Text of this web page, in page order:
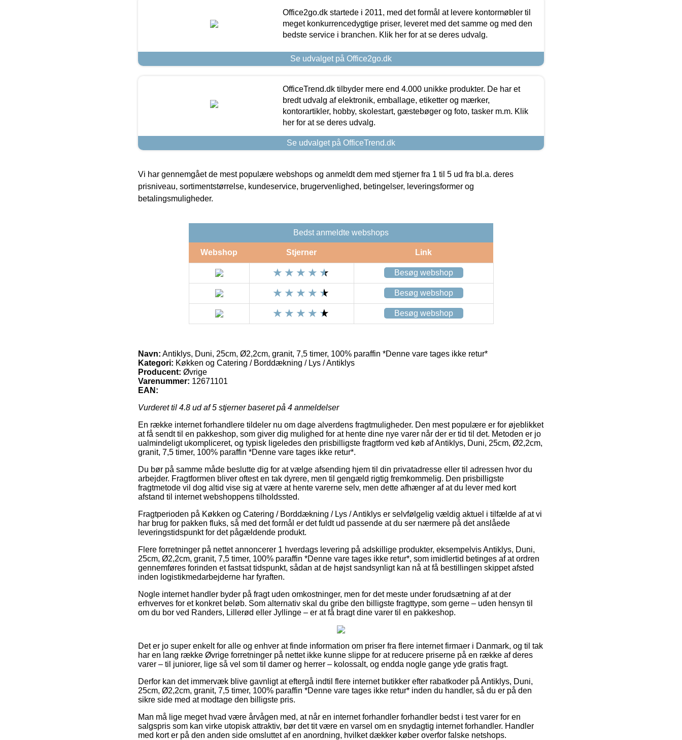
Office2go.dk startede i 2011, med det formål at levere kontormøbler til
meget konkurrencedygtige priser, leveret med det samme og med den
bedste service i branchen. Klik her for at se deres udvalg.
Se udvalget på Office2go.dk
OfficeTrend.dk tilbyder mere end 4.000 unikke produkter. De har et
bredt udvalg af elektronik, emballage, etiketter og mærker,
kontorartikler, hobby, skolestart, gæstebøger og foto, tasker m.m. Klik
her for at se deres udvalg.
Se udvalget på OfficeTrend.dk
Vi har gennemgået de mest populære webshops og anmeldt dem med stjerner fra 1 til 5 ud fra bl.a. deres
prisniveau, sortimentstørrelse, kundeservice, brugervenlighed, betingelser, leveringsformer og
betalingsmuligheder.
Bedst anmeldte webshops
Webshop Stjerner Link
Besøg webshop
Besøg webshop
Besøg webshop
Navn: Antiklys, Duni, 25cm, Ø2,2cm, granit, 7,5 timer, 100% paraffin *Denne vare tages ikke retur*
Kategori: Køkken og Catering / Borddækning / Lys / Antiklys
Producent: Øvrige
Varenummer: 12671101
EAN:
Vurderet til 4.8 ud af 5 stjerner baseret på 4 anmeldelser
En række internet forhandlere tildeler nu om dage alverdens fragtmuligheder. Den mest populære er for øjeblikket
at få sendt til en pakkeshop, som giver dig mulighed for at hente dine nye varer når der er tid til det. Metoden er jo
ualmindeligt ukompliceret, og typisk ligeledes den prisbilligste fragtform ved køb af Antiklys, Duni, 25cm, Ø2,2cm,
granit, 7,5 timer, 100% paraffin *Denne vare tages ikke retur*.
Du bør på samme måde beslutte dig for at vælge afsending hjem til din privatadresse eller til adressen hvor du
arbejder. Fragtformen bliver oftest en tak dyrere, men til gengæld rigtig fremkommelig. Den prisbilligste
fragtmetode vil dog altid vise sig at være at hente varerne selv, men dette afhænger af at du lever med kort
afstand til internet webshoppens tilholdssted.
Fragtperioden på Køkken og Catering / Borddækning / Lys / Antiklys er selvfølgelig vældig aktuel i tilfælde af at vi
har brug for pakken fluks, så med det formål er det fuldt ud passende at du ser nærmere på det anslåede
leveringstidspunkt for det pågældende produkt.
Flere forretninger på nettet annoncerer 1 hverdags levering på adskillige produkter, eksempelvis Antiklys, Duni,
25cm, Ø2,2cm, granit, 7,5 timer, 100% paraffin *Denne vare tages ikke retur*, som imidlertid betinges af at ordren
gennemføres forinden et fastsat tidspunkt, sådan at de højst sandsynligt kan nå at få bestillingen skippet afsted
inden logistikmedarbejderne har fyraften.
Nogle internet handler byder på fragt uden omkostninger, men for det meste under forudsætning af at der
erhverves for et konkret beløb. Som alternativ skal du gribe den billigste fragttype, som gerne – uden hensyn til
om du bor ved Randers, Lillerød eller Jyllinge – er at få bragt dine varer til en pakkeshop.
Det er jo super enkelt for alle og enhver at finde information om priser fra flere internet firmaer i Danmark, og til tak
har en lang række Øvrige forretninger på nettet ikke kunne slippe for at reducere priserne på en række af deres
varer – til juniorer, lige så vel som til damer og herrer – kolossalt, og endda nogle gange yde gratis fragt.
Derfor kan det immervæk blive gavnligt at eftergå indtil flere internet butikker efter rabatkoder på Antiklys, Duni,
25cm, Ø2,2cm, granit, 7,5 timer, 100% paraffin *Denne vare tages ikke retur* inden du handler, så du er på den
sikre side med at modtage den billigste pris.
Man må lige meget hvad være årvågen med, at når en internet forhandler forhandler bedst i test varer for en
salgspris som kan virke utopisk attraktiv, bør det tit være en varsel om en snydagtig internet forhandler. Handler
med kort er på den anden side omsluttet af en anordning, hvilket dækker køber overfor falske netshops.